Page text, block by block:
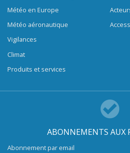
Météo en Europe
Météo aéronautique
Vigilances
Climat
Produits et services
ABONNEMENTS AUX
Abonnement par email